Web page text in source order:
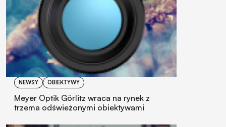
NEWSY OBIEKTYWY
Meyer Optik Görlitz wraca na rynek z
trzema odświeżonymi obiektywami